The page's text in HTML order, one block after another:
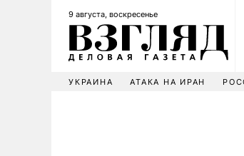
9 августа, воскресенье
УКРАИНА АТАКА НА ИРАН